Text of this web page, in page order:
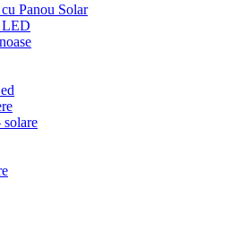
Panou Solar
LED
solare